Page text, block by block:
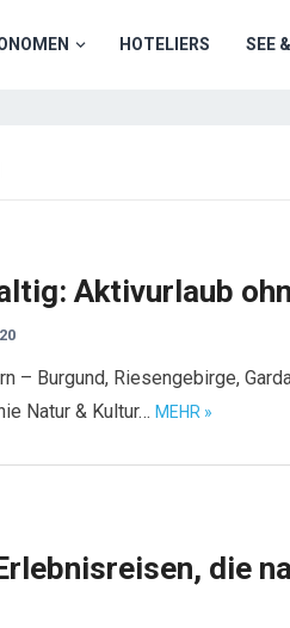
HOTELIERS SEE
Aktivurlaub
– Burgund, Riesengebirge,
Natur & Kultur… MEHR »
die